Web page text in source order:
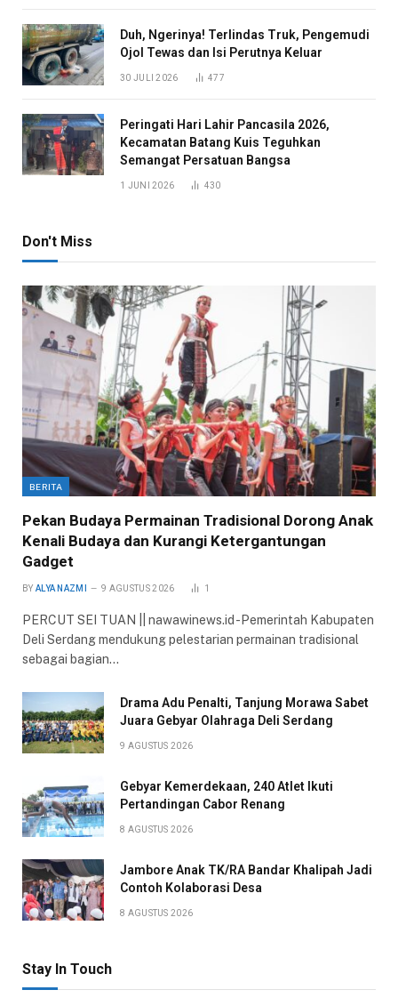
Duh, Ngerinya! Terlindas Truk, Pengemudi
Ojol Tewas dan Isi Perutnya Keluar
30 JULI 2026 477
Peringati Hari Lahir Pancasila 2026,
Kecamatan Batang Kuis Teguhkan
Semangat Persatuan Bangsa
1 JUNI 2026 430
Don't Miss
BERITA
Pekan Budaya Permainan Tradisional Dorong Anak
Kenali Budaya dan Kurangi Ketergantungan
Gadget
BY ALYA NAZMI 9 AGUSTUS 2026 1
PERCUT SEI TUAN || nawawinews.id -Pemerintah Kabupaten
Deli Serdang mendukung pelestarian permainan tradisional
sebagai bagian…
Drama Adu Penalti, Tanjung Morawa Sabet
Juara Gebyar Olahraga Deli Serdang
9 AGUSTUS 2026
Gebyar Kemerdekaan, 240 Atlet Ikuti
Pertandingan Cabor Renang
8 AGUSTUS 2026
Jambore Anak TK/RA Bandar Khalipah Jadi
Contoh Kolaborasi Desa
8 AGUSTUS 2026
Stay In Touch